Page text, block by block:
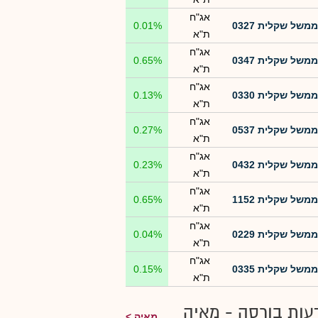
ממשל שקלית 0327
אג"ח
ת"א
0.01%
ממשל שקלית 0347
אג"ח
ת"א
0.65%
ממשל שקלית 0330
אג"ח
ת"א
0.13%
ממשל שקלית 0537
אג"ח
ת"א
0.27%
ממשל שקלית 0432
אג"ח
ת"א
0.23%
ממשל שקלית 1152
אג"ח
ת"א
0.65%
ממשל שקלית 0229
אג"ח
ת"א
0.04%
ממשל שקלית 0335
אג"ח
ת"א
0.15%
בורסה - מאיה